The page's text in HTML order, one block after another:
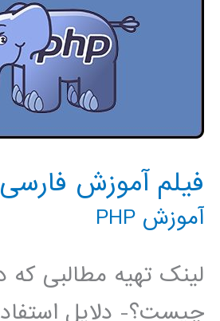
فیلم آموزش فارسی PHP
آموزش PHP